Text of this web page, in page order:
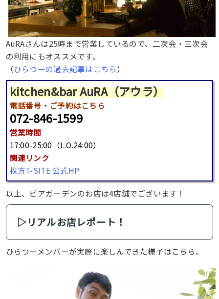
AuRAさんは25時まで営業しているので、二次会・三次会
の利用にもオススメです。
（ひらつーの過去記事はこちら）
kitchen&bar AuRA（アウラ）
電話番号・ご予約はこちら
072-846-1599
営業時間
17:00-25:00（L.O.24:00）
関連リンク
枚方T-SITE 公式HP
以上、ビアガーデンのお店は4店舗でございます！
▷リアルお店レポート！
ひらつーメンバーが実際に楽しんできた様子はこちら。